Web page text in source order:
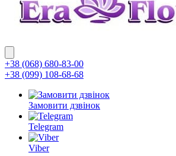
+38 (068) 680-83-00
+38 (099) 108-68-68
Замовити дзвінок
Telegram
Viber